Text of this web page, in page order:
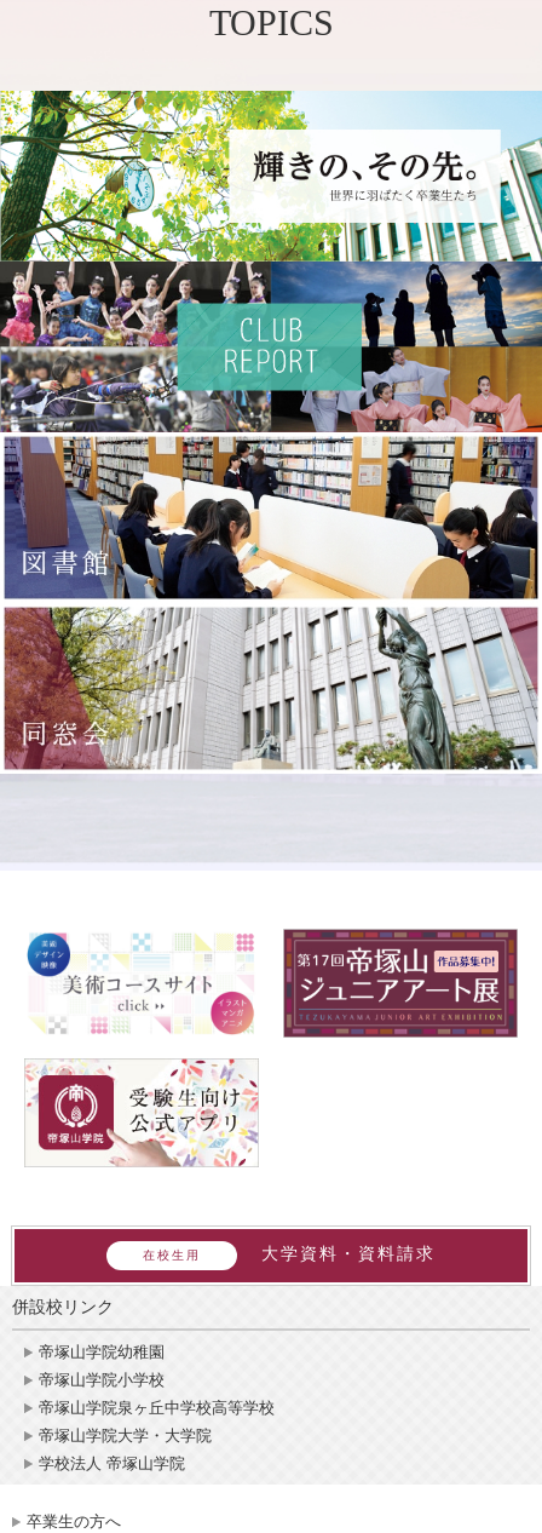
TOPICS
在校生用 大学資料・資料請求
併設校リンク
帝塚山学院幼稚園
帝塚山学院小学校
帝塚山学院泉ヶ丘中学校高等学校
帝塚山学院大学・大学院
学校法人 帝塚山学院
卒業生の方へ